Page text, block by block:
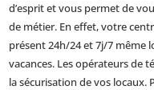
d’esprit et vous permet de
de métier. En effet, votre
présent 24h/24 et 7j/7 même
vacances. Les opérateurs de
la sécurisation de vos locaux.